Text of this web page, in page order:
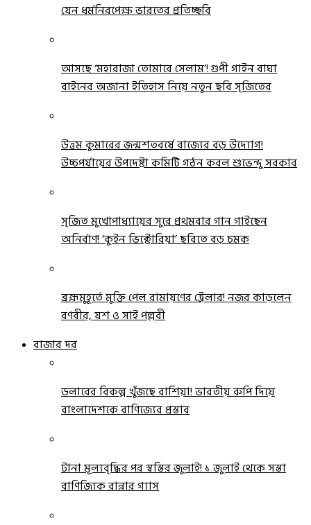
যেন ধর্মনিরপেক্ষ ভারতের প্রতিচ্ছবি
আসছে ‘মহারাজা তোমারে সেলাম’! গুপী গাইন বাঘা
বাইনের অজানা ইতিহাস নিয়ে নতুন ছবি সৃজিতের
উত্তম কুমারের জন্মশতবর্ষে রাজ্যের বড় উদ্যোগ!
উচ্চপর্যায়ের উপদেষ্টা কমিটি গঠন করল শুভেন্দু সরকার
সৃজিত মুখোপাধ্যায়ের সুরে প্রথমবার গান গাইছেন
অনির্বাণ! ‘কুইন ভিক্টোরিয়া’ ছবিতে বড় চমক
ব্রহ্মমুহূর্তে মুক্তি পেল রামায়ণের ট্রেলার! নজর কাড়লেন
রণবীর, যশ ও সাই পল্লবী
বাজার দর
ডলারের বিকল্প খুঁজছে রাশিয়া! ভারতীয় রুপি দিয়ে
বাংলাদেশকে বাণিজ্যের প্রস্তাব
টানা মূল্যবৃদ্ধির পর স্বস্তির জুলাই! ১ জুলাই থেকে সস্তা
বাণিজ্যিক রান্নার গ্যাস